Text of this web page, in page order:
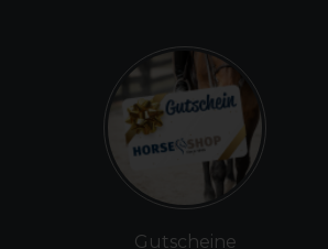
Gutscheine